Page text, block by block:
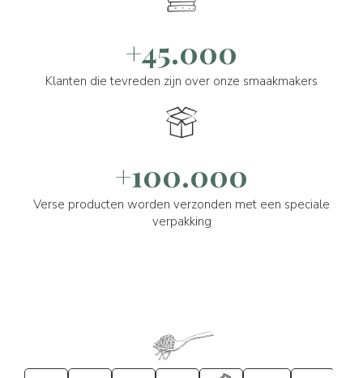
+45.000
Klanten die tevreden zijn over onze smaakmakers
+100.000
Verse producten worden verzonden met een speciale
verpakking